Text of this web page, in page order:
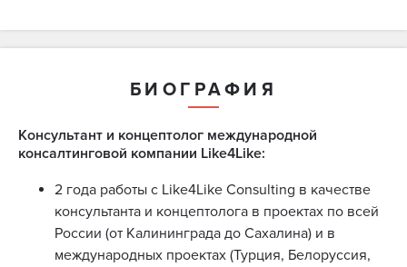
БИОГРАФИЯ
Консультант и концептолог международной
консалтинговой компании Like4Like:
2 года работы с Like4Like Consulting в качестве
консультанта и концептолога в проектах по всей
России (от Калининграда до Сахалина) и в
международных проектах (Турция, Белоруссия,